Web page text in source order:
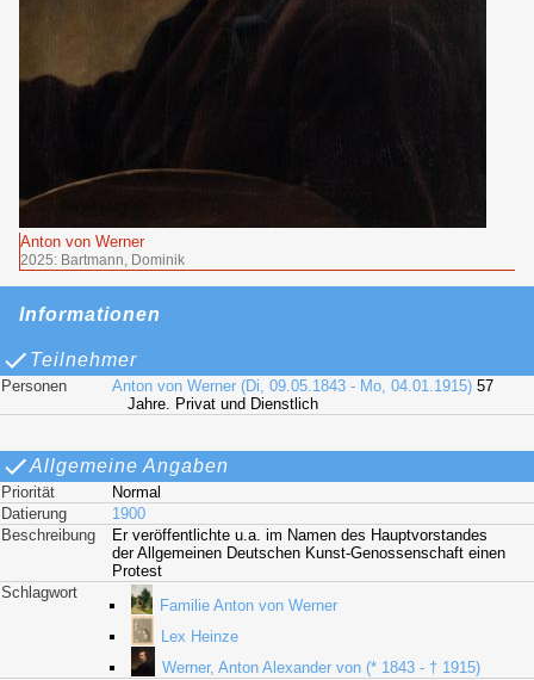
Anton von Werner
2025: Bartmann, Dominik
Informationen
Teilnehmer
Personen Anton von Werner (Di, 09.05.1843 - Mo, 04.01.1915) 57
Jahre. Privat und Dienstlich
Allgemeine Angaben
Priorität
Normal
Datierung
1900
Beschreibung
Er veröffentlichte u.a. im Namen des Hauptvorstandes
der Allgemeinen Deutschen Kunst-Genossenschaft einen
Protest
Schlagwort
Familie Anton von Werner
Lex Heinze
Werner, Anton Alexander von (* 1843 - † 1915)